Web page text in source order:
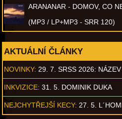
ARANANAR - DOMOV, CO
(MP3 / LP+MP3 - SRR 120)
AKTUÁLNÍ ČLÁNKY
NOVINKY: 29. 7. SRSS 2026:
INKVIZICE: 31. 5. DOMINIK DUKA
NEJCHYTŘEJŠÍ KECY: 27. 5.